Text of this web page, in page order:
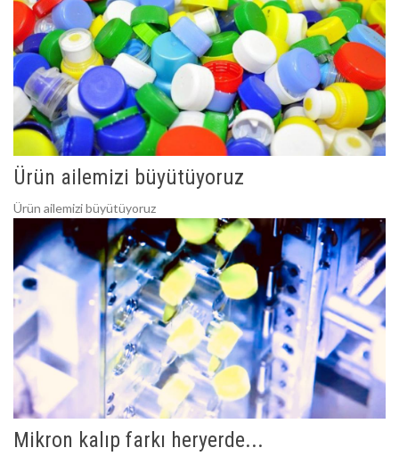
Ürün ailemizi büyütüyoruz
Ürün ailemizi büyütüyoruz
Mikron kalıp farkı heryerde...